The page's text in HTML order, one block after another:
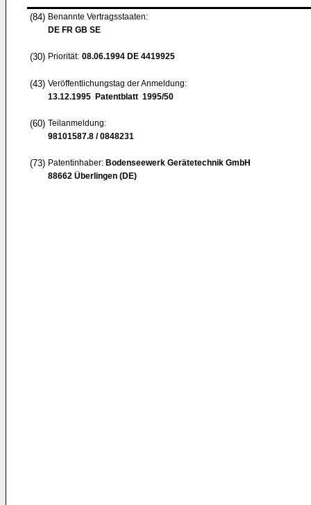
(84) Benannte Vertragsstaaten:
DE FR GB SE
(30) Priorität: 08.06.1994 DE 4419925
(43) Veröffentlichungstag der Anmeldung:
13.12.1995 Patentblatt 1995/50
(60) Teilanmeldung:
98101587.8 / 0848231
(73) Patentinhaber: Bodenseewerk Gerätetechnik GmbH
88662 Überlingen (DE)